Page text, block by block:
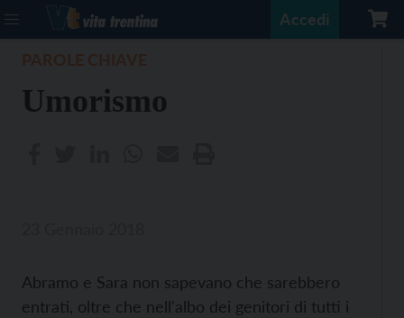
Accedi
Umorismo
Abramo e Sara non sapevano che sarebbero
entrati, oltre che nell'albo dei genitori di tutti i